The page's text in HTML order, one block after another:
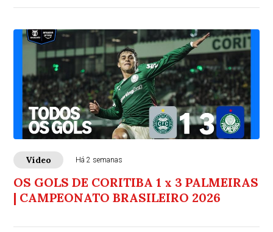
Vídeo Há 2 semanas
OS GOLS DE CORITIBA 1 x 3 PALMEIRAS
| CAMPEONATO BRASILEIRO 2026